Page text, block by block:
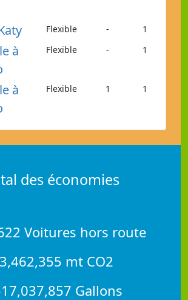
Flexible - 1
à
Flexible - 1
à
Flexible 1 1
des économies
Voitures hors route
mt CO2
Gallons